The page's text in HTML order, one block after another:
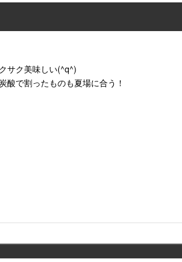
サク美味しい(^q^)
酸で割ったものも夏場に合う！